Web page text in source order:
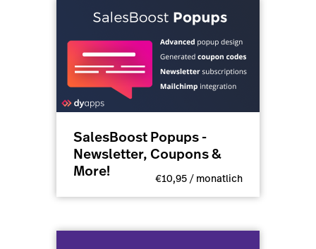
SalesBoost Popups -
Newsletter, Coupons &
More!
€10,95 / monatlich